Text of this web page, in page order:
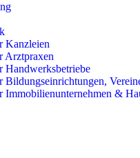
Kanzleien
Arztpraxen
Handwerksbetriebe
Bildungseinrichtungen,
&